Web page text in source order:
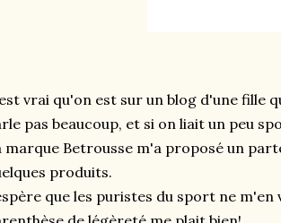
vrai qu'on est sur un blog d'une fille
pas beaucoup, et si on liait un peu
marque Betrousse m'a proposé un
produits.
que les puristes du sport ne